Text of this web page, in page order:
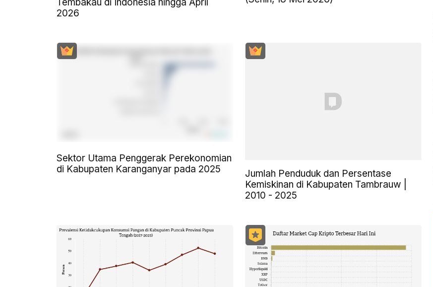
2026
Sektor Utama Penggerak Perekonomian
di Kabupaten Karanganyar pada 2025
Jumlah Penduduk dan Persentase
Kemiskinan di Kabupaten Tambrauw |
2010 - 2025